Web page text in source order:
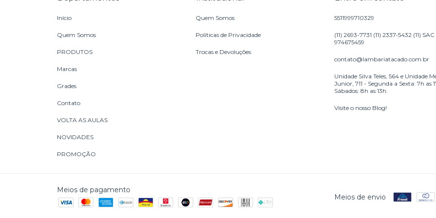
Início
Quem Somos
PRODUTOS
Marcas
Grades
Contato
VOLTA AS AULAS
NOVIDADES
PROMOÇÃO
Quem Somos
Políticas de Privacidade
Trocas e Devoluções
5511999710329
(11) 2693-7731 (11) 2337-5432 (11) SAC
974675459
contato@lambariatacado.com.br
Unidade Silva Teles, 564 e Unidade
Junior, 711 - Segunda a Sexta: 7h as
Sábados: 8h as 13h.
Visite o nosso Blog!
Meios de pagamento
Meios de envio